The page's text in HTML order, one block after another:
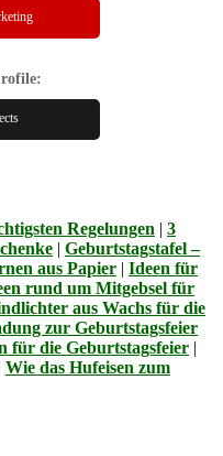
Regelungen | 3
| Geburtstagstafel –
aus Papier | Ideen für
rund um Mitgebsel für
aus Wachs für die
zur Geburtstagsfeier
für die Geburtstagsfeier |
Wie das Hufeisen zum